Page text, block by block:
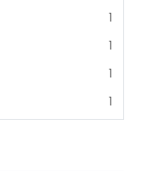
1
1
1
1